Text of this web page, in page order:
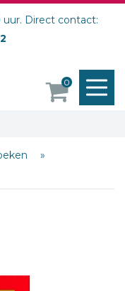
Direct contact:
0